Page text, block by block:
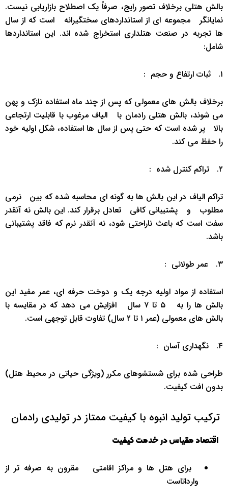
بالش هتلی برخلاف تصور رایج، صرفاً یک اصطلاح بازاریابی نیست.
نمایانگر ‌ ‌مجموعه ‌ای از استانداردهای سختگیرانه ‌ ‌ است که از سال
‌ها تجربه در صنعت هتلداری استخراج شده ‌اند. این استانداردها
شامل:
۱. ‌ ‌ثبات ارتفاع و حجم ‌ ‌:
برخلاف بالش ‌های معمولی که پس از چند ماه استفاده نازک و پهن
می ‌شوند، بالش هتلی رادمان با ‌ ‌الیاف مرغوب با قابلیت ارتجاعی
بالا ‌ ‌ پر شده است که حتی پس از سال ‌ها استفاده، شکل اولیه خود
را حفظ می ‌کند.
۲. ‌ ‌تراکم کنترل ‌شده ‌ ‌:
تراکم الیاف در این بالش ‌ها به گونه ‌ای محاسبه شده که بین ‌ ‌نرمی
مطلوب ‌ ‌ و ‌ ‌پشتیبانی کافی ‌ ‌ تعادل برقرار کند. این بالش نه آنقدر
سفت است که باعث ناراحتی شود، نه آنقدر نرم که فاقد پشتیبانی
باشد.
۳. ‌ ‌عمر طولانی ‌ ‌:
استفاده از مواد اولیه درجه ‌یک و دوخت حرفه ‌ای، عمر مفید این
بالش ‌ها را به ‌ ‌۵ تا ۷ سال ‌ ‌ افزایش می ‌دهد که در مقایسه با
بالش ‌های معمولی (عمر ۱ تا ۲ سال) تفاوت قابل توجهی است.
۴. ‌ ‌نگهداری آسان ‌ ‌:
طراحی شده برای شستشوهای مکرر (ویژگی حیاتی در محیط هتل)
بدون افت کیفیت.
ترکیب تولید انبوه با کیفیت ممتاز در تولیدی رادمان
‌ ‌ اقتصاد مقیاس در خدمت کیفیت
‌ ‌برای هتل ‌ها و مراکز اقامتی ‌ ‌ مقرون ‌به ‌صرفه ‌تر از
وارداتاست